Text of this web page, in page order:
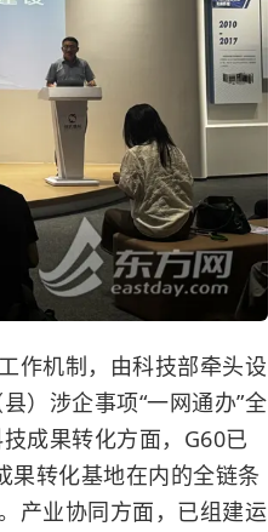
作机制，由科技部牵头设
）涉企事项“一网通办”全
成果转化方面，G60已
果转化基地在内的全链条
产业协同方面，已组建运